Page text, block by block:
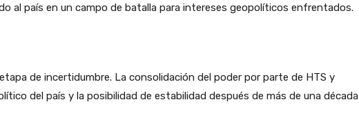
al país en un campo de batalla para intereses geopolíticos enfrentados.
de incertidumbre. La consolidación del poder por parte de HTS y
del país y la posibilidad de estabilidad después de más de una década